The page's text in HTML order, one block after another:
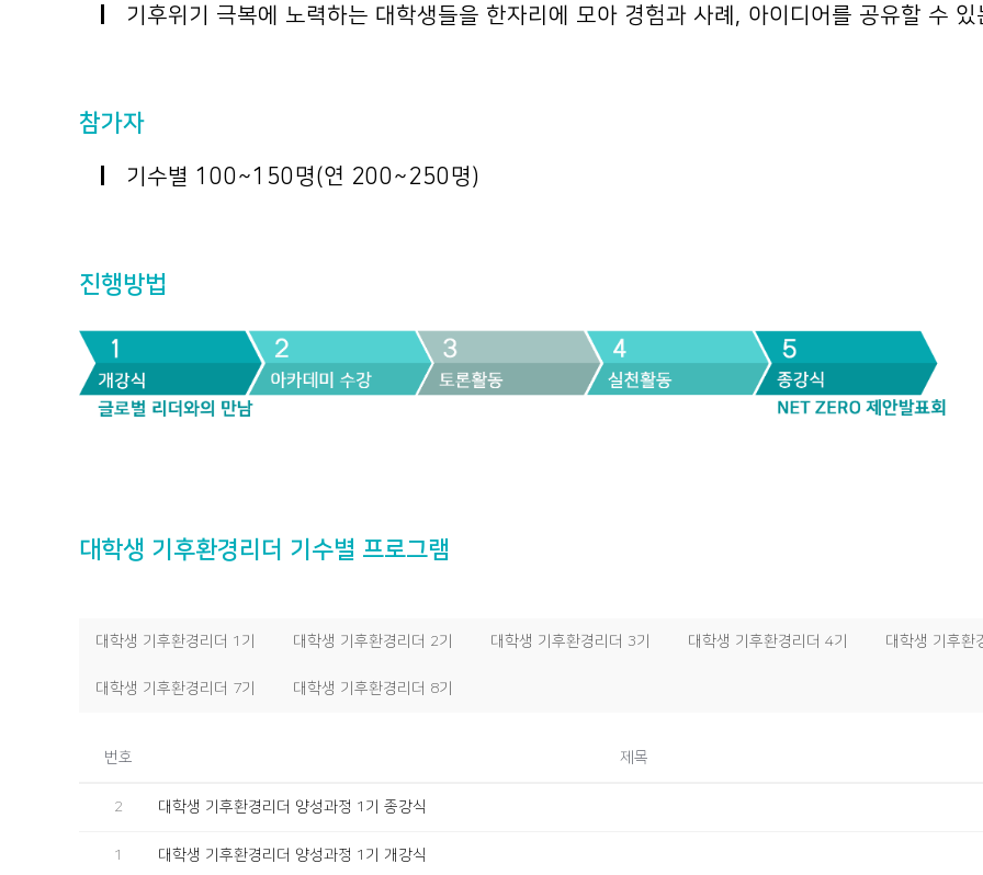
기후위기 극복에 노력하는 대학생들을 한자리에 모아 경험과 사례, 아이디어를 공유할 수
참가자
기수별 100~150명(연 200~250명)
진행방법
대학생 기후환경리더 기수별 프로그램
대학생 기후환경리더 1기 대학생 기후환경리더 2기 대학생 기후환경리더 3기 대학생 기후환경리더 4기 대학생 기후환
대학생 기후환경리더 7기 대학생 기후환경리더 8기
번호 제목
2 대학생 기후환경리더 양성과정 1기 종강식
1 대학생 기후환경리더 양성과정 1기 개강식